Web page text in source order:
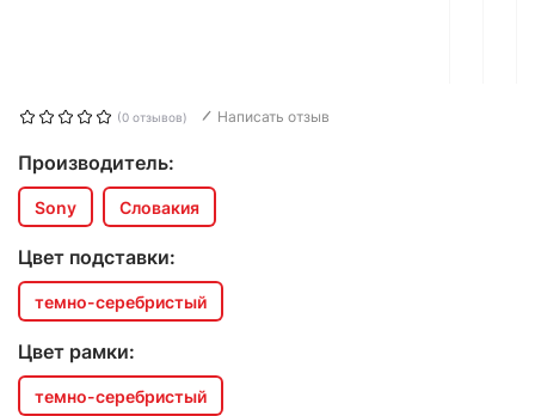
(0 отзывов) Написать отзыв
Производитель:
Sony Словакия
Цвет подставки:
темно-серебристый
Цвет рамки:
темно-серебристый